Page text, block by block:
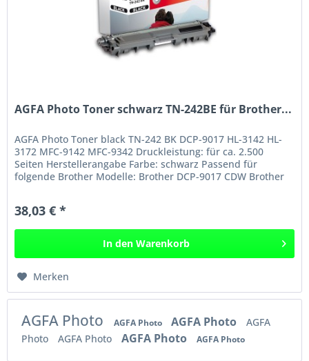
AGFA Photo Toner schwarz TN-242BE für Brother...
AGFA Photo Toner black TN-242 BK DCP-9017 HL-3142 HL-
3172 MFC-9142 MFC-9342 Druckleistung: für ca. 2.500
Seiten Herstellerangabe Farbe: schwarz Passend für
folgende Brother Modelle: Brother DCP-9017 CDW Brother
38,03 € *
In den Warenkorb
Merken
AGFA Photo AGFA Photo AGFA Photo
AGFA
Photo
AGFA Photo AGFA Photo AGFA Photo